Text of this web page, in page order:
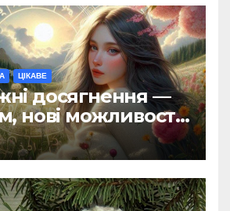
ЦІКАВЕ
досягнення —
нові можливості
на 1